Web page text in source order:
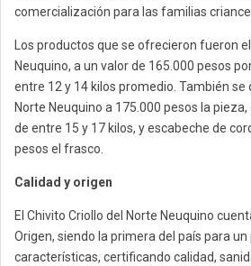
comercialización para las familias
Los productos que se ofrecieron fueron
Neuquino, a un valor de 165.000 pesos
entre 12 y 14 kilos promedio. También se
Norte Neuquino a 175.000 pesos la
de entre 15 y 17 kilos, y escabeche de
pesos el frasco.
Calidad y origen
El Chivito Criollo del Norte Neuquino
Origen, siendo la primera del país para
características, certificando calidad,